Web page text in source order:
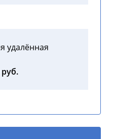
удалённая
руб.